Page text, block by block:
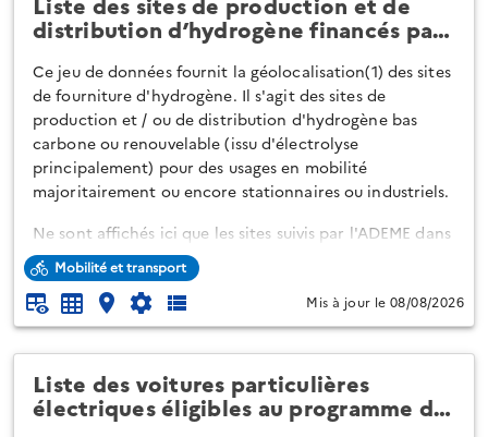
distribution d’hydrogène financés pa…
Ce jeu de données fournit la géolocalisation(1) des sites
de fourniture d'hydrogène. Il s'agit des sites de
production et / ou de distribution d'hydrogène bas
carbone ou renouvelable (issu d'électrolyse
principalement) pour des usages en mobilité
majoritairement ou encore stationnaires ou industriels.
Ne sont affichés ici que les sites suivis par l'ADEME dans
le cadre de contrats d'aide engagés dans le cadre des
programmes Ecosystèmes territoriaux depuis 2019.
Ces sites ne sont pas tous opérationnels et cet état
Un site "engagé" : a fait l'obj...
Mobilité et transport
Mis à jour le 08/08/2026
Liste des voitures particulières
électriques éligibles au programme d…